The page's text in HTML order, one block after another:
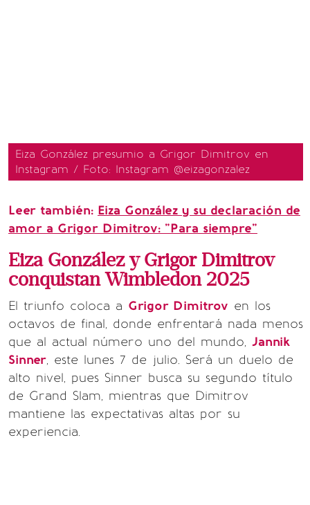
Eiza González presumio a Grigor Dimitrov en
Instagram / Foto: Instagram @eizagonzalez
Leer también: Eiza González y su declaración de
amor a Grigor Dimitrov: "Para siempre"
Eiza González y Grigor Dimitrov
conquistan Wimbledon 2025
El triunfo coloca a Grigor Dimitrov en los
octavos de final, donde enfrentará nada menos
que al actual número uno del mundo, Jannik
Sinner, este lunes 7 de julio. Será un duelo de
alto nivel, pues Sinner busca su segundo título
de Grand Slam, mientras que Dimitrov
mantiene las expectativas altas por su
experiencia.